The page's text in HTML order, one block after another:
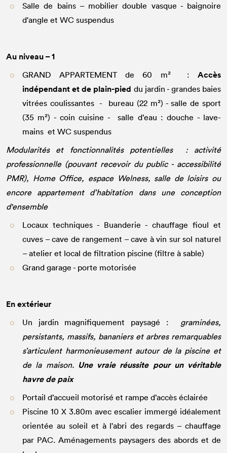
Salle de bains – mobilier double vasque - baignoire
d'angle et WC suspendus
Au niveau – 1
GRAND APPARTEMENT de 60 m² : Accès
indépendant et de plain-pied du jardin - grandes baies
vitrées coulissantes - bureau (22 m²) - salle de sport
(35 m²) - coin cuisine - salle d’eau : douche - lave-
mains et WC suspendus
Modularités et fonctionnalités potentielles : activité
professionnelle (pouvant recevoir du public - accessibilité
PMR), Home Office, espace Welness, salle de loisirs ou
encore appartement d’habitation dans une conception
d'ensemble
Locaux techniques - Buanderie - chauffage fioul et
cuves – cave de rangement – cave à vin sur sol naturel
– atelier et local de filtration piscine (filtre à sable)
Grand garage - porte motorisée
En extérieur
Un jardin magnifiquement paysagé :
graminées,
persistants, massifs, bananiers et arbres remarquables
s’articulent harmonieusement autour de la piscine et
de la maison. Une vraie réussite pour un véritable
havre de paix
Portail d’accueil motorisé et rampe d’accès éclairée
Piscine 10 X 3.80m avec escalier immergé idéalement
orientée au soleil et à l'abri des regards – chauffage
par PAC. Aménagements paysagers des abords et de